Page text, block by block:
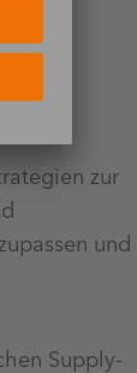
zur
und
Supply-